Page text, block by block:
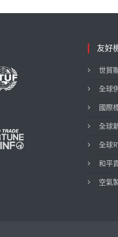
友好
世貿
全球
國際
全球
全球
和平
空氣